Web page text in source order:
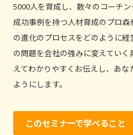
5000人を育成し、数々のコーチ
成功事例を持つ人材育成のプロ
の進化のプロセスをどのように
の問題を会社の強みに変えてい
えてわかりやすくお伝えし、あ
ようにします。
このセミナーで学べること